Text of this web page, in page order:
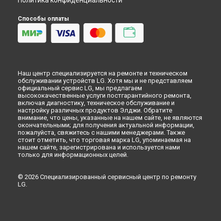
Способы оплаты
Наш центр специализируется на ремонте и техническом
обслуживании устройств LG. Хотя мы и не представляем
официальный сервис LG, мы предлагаем
высококачественные услуги постгарантийного ремонта,
включая диагностику, техническое обслуживание и
настройку различных продуктов Элджи. Обратите
внимание, что цены, указанные на нашем сайте, не являются
окончательными; для получения актуальной информации,
пожалуйста, свяжитесь с нашими менеджерами. Также
стоит отметить, что торговая марка LG, упоминаемая на
нашем сайте, зарегистрирована и используется нами
только для информационных целей.
© 2026 Специализированный сервисный центр по ремонту
LG.